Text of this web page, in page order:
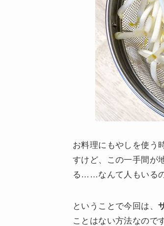
お料理にもやしを使う
すけど、この一手間が
る……なんて人もいる
ということで今回は、
ことはない方法なので